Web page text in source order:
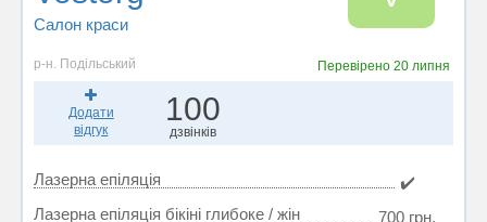
Салон краси
р-н. Подільський Перевірено 20 липня
Додати
відгук
100
дзвінків
Лазерна епіляція
✔️
Лазерна епіляція бікіні глибоке / жін
700 грн.